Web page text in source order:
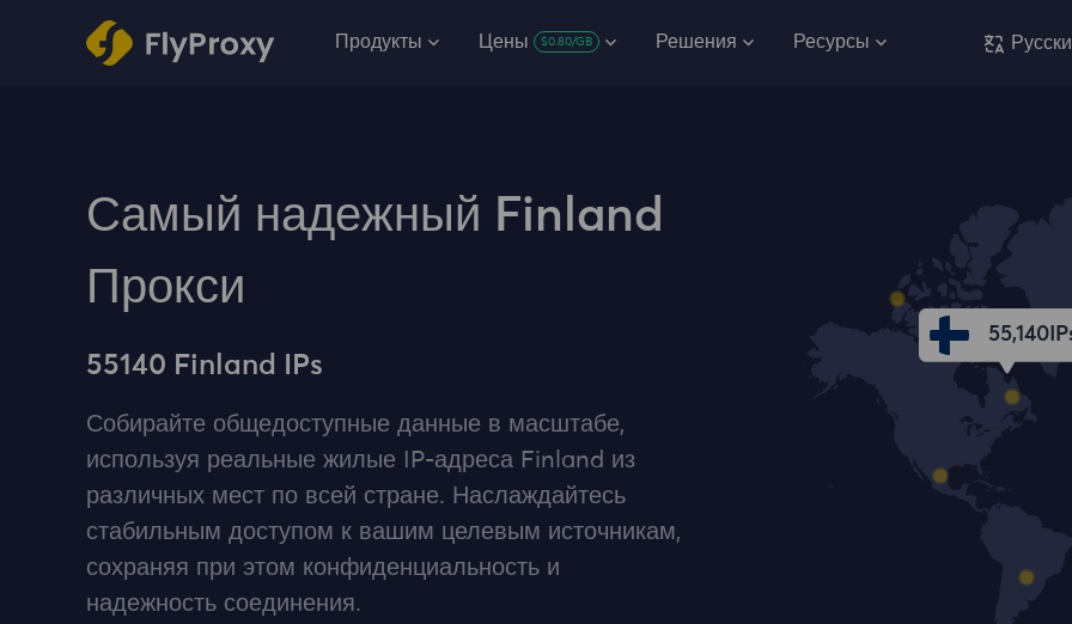
Продукты Цены $0.80/GB Решения Ресурсы
Самый надежный Finland
Прокси
55140 Finland IPs
Собирайте общедоступные данные в масштабе,
используя реальные жилые IP-адреса Finland из
различных мест по всей стране. Наслаждайтесь
стабильным доступом к вашим целевым источникам,
сохраняя при этом конфиденциальность и
надежность соединения.
55,140